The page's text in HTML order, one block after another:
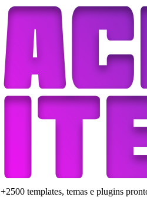
+2500 templates, temas e plugins